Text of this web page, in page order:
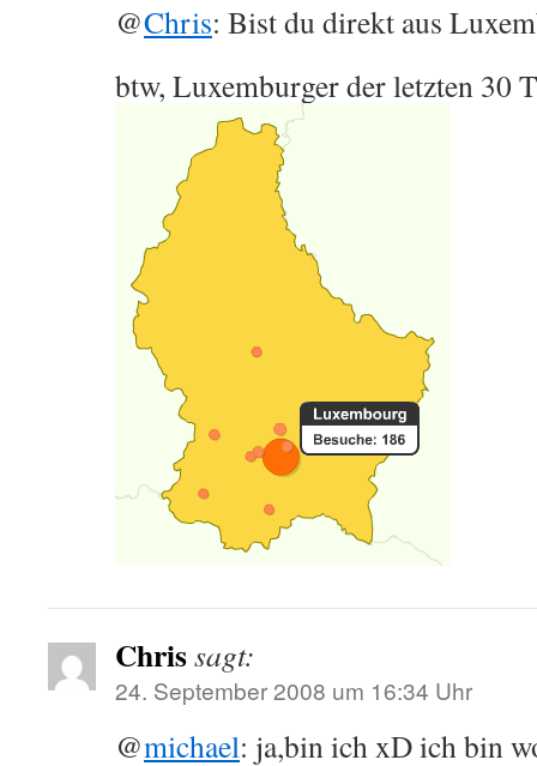
@Chris: Bist du direkt aus
btw, Luxemburger der letzten 30
Chrissagt:
24. September 2008 um 16:34 Uhr
@michael: ja,bin ich xD ich bin